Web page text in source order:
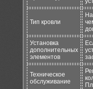
Тип кровли
Установка
дополнительных
элементов
Техническое
обслуживание